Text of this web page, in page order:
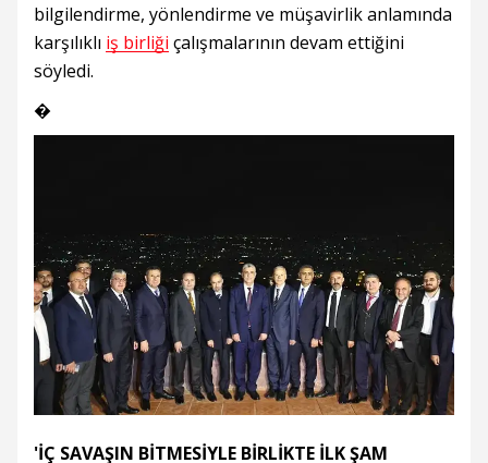
bilgilendirme, yönlendirme ve müşavirlik anlamında
karşılıklı iş birliği çalışmalarının devam ettiğini
söyledi.
�
'İÇ SAVAŞIN BİTMESİYLE BİRLİKTE İLK ŞAM